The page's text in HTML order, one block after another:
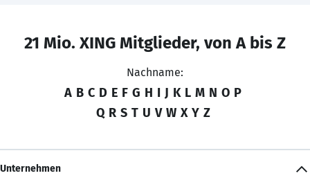
21 Mio. XING Mitglieder, von A bis Z
Nachname:
A B C D E F G H I J K L M N O P
Q R S T U V W X Y Z
Unternehmen